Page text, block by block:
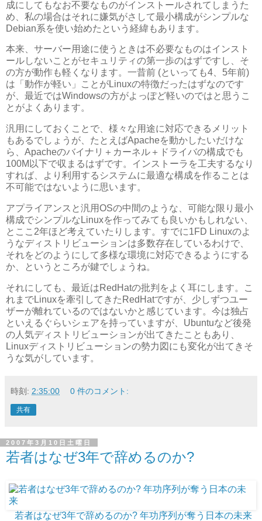
成にしてもなお不要なものがインストールされてしまうた
め、私の場合はそれに嫌気がさして最小構成がシンプルな
Debian系を使い始めたという経緯もあります。
本来、サーバー用途に使うときは不必要なものはインスト
ールしないことがセキュリティの第一歩のはずですし、そ
の方が動作も軽くなります。一昔前 (といっても4、5年前)
は「動作が軽い」ことがLinuxの特徴だったはずなのです
が、最近ではWindowsの方がよっぽど軽いのではと思うこ
とがよくあります。
汎用にしておくことで、様々な用途に対応できるメリット
もあるでしょうが、たとえばApacheを動かしたいだけな
ら、Apacheのバイナリ＋カーネル＋ドライバの構成でも
100M以下で収まるはずです。インストーラを工夫するなり
すれば、より利用するシステムに最適な構成を作ることは
不可能ではないように思います。
アプライアンスと汎用OSの中間のような、可能な限り最小
構成でシンプルなLinuxを作ってみても良いかもしれない、
とここ2年ほど考えていたりします。すでに1FD Linuxのよ
うなディストリビューションは多数存在しているわけで、
それをどのようにして多様な環境に対応できるようにする
か、というところが鍵でしょうね。
それにしても、最近はRedHatの批判をよく耳にします。こ
れまでLinuxを牽引してきたRedHatですが、少しずつユー
ザーが離れているのではないかと感じています。今は独占
といえるぐらいシェアを持っていますが、Ubuntuなど後発
の人気ディストリビューションが出てきたこともあり、
Linuxディストリビューションの勢力図にも変化が出てきそ
うな気がしています。
時刻: 2:35:00 0 件のコメント:
共有
2007年3月10日土曜日
若者はなぜ3年で辞めるのか?
若者はなぜ3年で辞めるのか? 年功序列が奪う日本の未来